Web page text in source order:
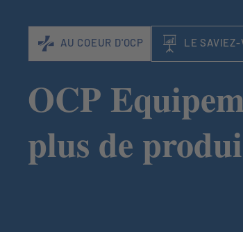
AU COEUR D'OCP LE SAVIEZ-
OCP
plus de